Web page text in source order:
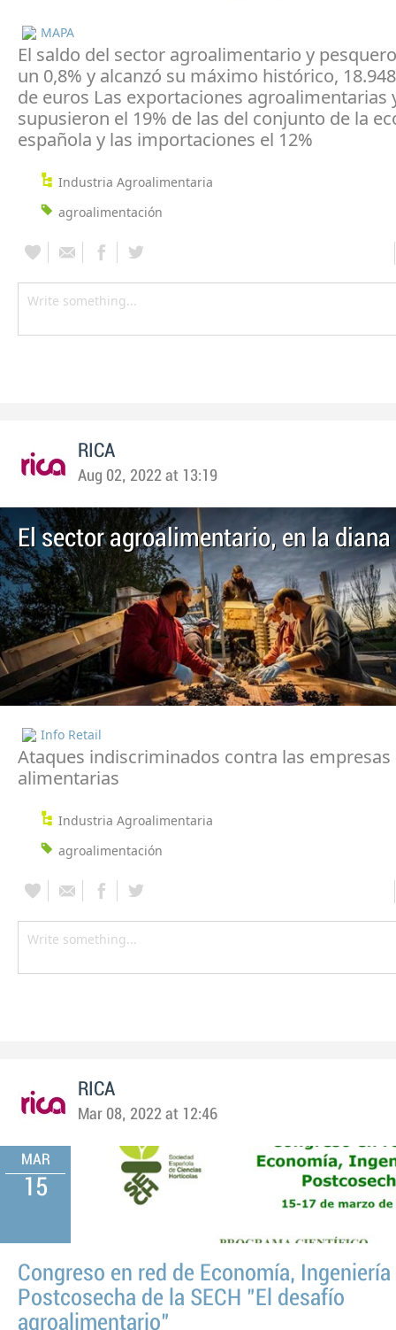
MAPA
El saldo del sector agroalimentario y
un 0,8% y alcanzó su máximo histórico,
de euros Las exportaciones agroalimentarias
supusieron el 19% de las del conjunto de la
española y las importaciones el 12%
Industria Agroalimentaria
agroalimentación
RICA
Aug 02, 2022 at 13:19
El sector agroalimentario, en la diana
Info Retail
Ataques indiscriminados contra las empresas
alimentarias
Industria Agroalimentaria
agroalimentación
RICA
Mar 08, 2022 at 12:46
MAR
15
Congreso en red de Economía, Ingeniería
Postcosecha de la SECH "El desafío
agroalimentario"